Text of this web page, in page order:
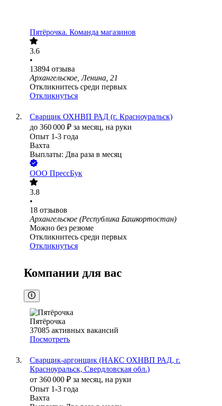
Пятёрочка. Команда магазинов
3.6
•
13894 отзыва
Архангельское, Ленина, 21
Откликнитесь среди первых
Откликнуться
Сварщик ОХНВП РАД (г. Красноуральск)
до 360 000 ₽ за месяц, на руки
Опыт 1-3 года
Вахта
Выплаты: Два раза в месяц
ООО ПрессБук
3.8
•
18 отзывов
Архангельское (Республика Башкортостан)
Можно без резюме
Откликнитесь среди первых
Откликнуться
Компании для вас
Пятёрочка
37085 активных вакансий
Посмотреть
Сварщик-аргонщик (НАКС ОХНВП РАД, г.
Красноуральск, Свердловская обл.)
от 360 000 ₽ за месяц, на руки
Опыт 1-3 года
Вахта